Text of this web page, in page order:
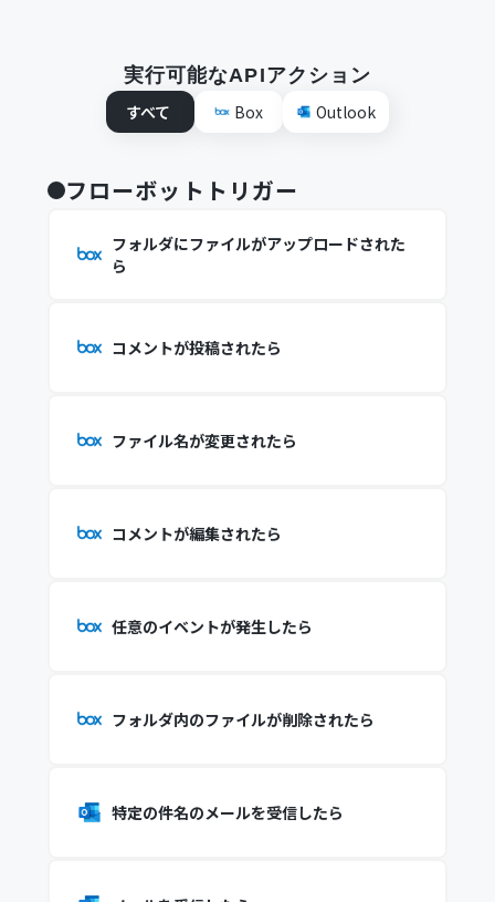
実行可能なAPIアクション
すべて
Box Outlook
フローボットトリガー
フォルダにファイルがアップロードされた
ら
コメントが投稿されたら
ファイル名が変更されたら
コメントが編集されたら
任意のイベントが発生したら
フォルダ内のファイルが削除されたら
特定の件名のメールを受信したら